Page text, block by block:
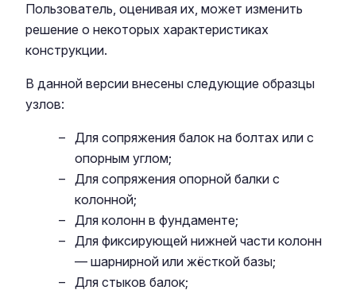
Пользователь, оценивая их, может изменить
решение о некоторых характеристиках
конструкции.
В данной версии внесены следующие образцы
узлов:
Для сопряжения балок на болтах или с
опорным углом;
Для сопряжения опорной балки с
колонной;
Для колонн в фундаменте;
Для фиксирующей нижней части колонн
— шарнирной или жёсткой базы;
Для стыков балок;